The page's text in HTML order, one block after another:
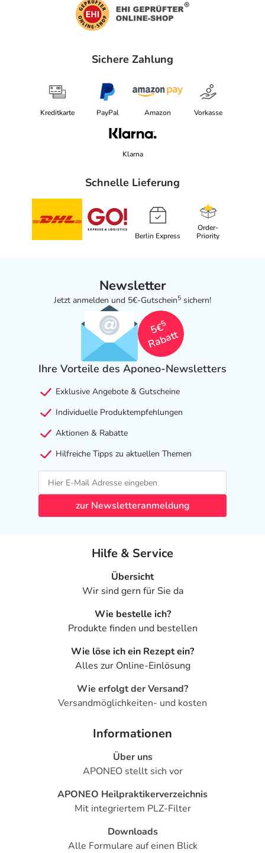
Sichere Zahlung
Kreditkarte PayPal Amazon Vorkasse
Klarna
Schnelle Lieferung
Berlin Express
Order-
Priority
Newsletter
Jetzt anmelden und 5€-Gutschein5 sichern!
5€
5
Rabatt
Ihre Vorteile des Aponeo-Newsletters
Exklusive Angebote & Gutscheine
Individuelle Produktempfehlungen
Aktionen & Rabatte
Hilfreiche Tipps zu aktuellen Themen
zur Newsletteranmeldung
Hilfe & Service
Übersicht
Wir sind gern für Sie da
Wie bestelle ich?
Produkte finden und bestellen
Wie löse ich ein Rezept ein?
Alles zur Online-Einlösung
Wie erfolgt der Versand?
Versandmöglichkeiten- und kosten
Informationen
Über uns
APONEO stellt sich vor
APONEO Heilpraktikerverzeichnis
Mit integriertem PLZ-Filter
Downloads
Alle Formulare auf einen Blick